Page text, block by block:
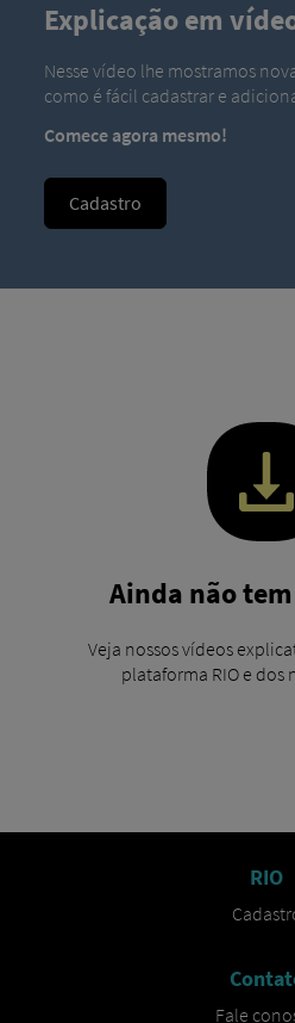
Explicação em
Nesse vídeo lhe mostramos
como é fácil cadastrar e
Comece agora mesmo!
Cadastro
Ainda não
Veja nossos vídeos
plataforma RIO e dos
RIO
Fale